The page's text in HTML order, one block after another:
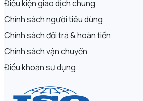
Điều kiện giao dịch chung
Chính sách người tiêu dùng
Chính sách đổi trả & hoàn tiền
Chính sách vận chuyển
Điều khoản sử dụng